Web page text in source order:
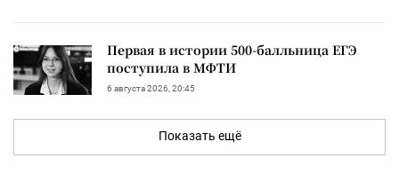
Первая в истории 500-балльница ЕГЭ
поступила в МФТИ
6 августа 2026, 20:45
Показать ещё